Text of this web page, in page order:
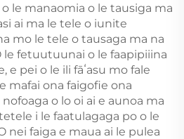
le manaomia o le tausiga ma
ai ma le tele o iunite
mo le tele o tausaga ma na
le fetuutuunai o le faapipiiina
e pei o le ili fāʻasu mo fale
mafai ona faigofie ona
o lo oi ai e aunoa ma
i le faatulagaga po o le
nei faiga e maua ai le pulea